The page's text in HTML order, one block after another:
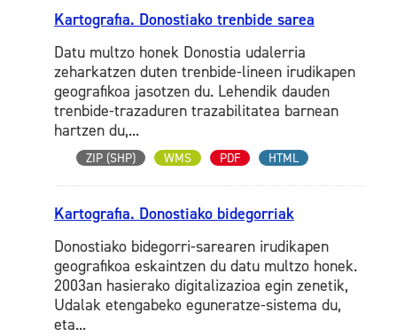
Kartografia. Donostiako trenbide sarea
Datu multzo honek Donostia udalerria
zeharkatzen duten trenbide-lineen irudikapen
geografikoa jasotzen du. Lehendik dauden
trenbide-trazaduren trazabilitatea barnean
hartzen du,...
ZIP (SHP) WMS PDF HTML
Kartografia. Donostiako bidegorriak
Donostiako bidegorri-sarearen irudikapen
geografikoa eskaintzen du datu multzo honek.
2003an hasierako digitalizazioa egin zenetik,
Udalak etengabeko eguneratze-sistema du,
eta...